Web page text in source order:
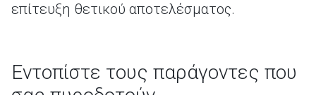
επίτευξη θετικού αποτελέσματος.
Εντοπίστε τους παράγοντες που